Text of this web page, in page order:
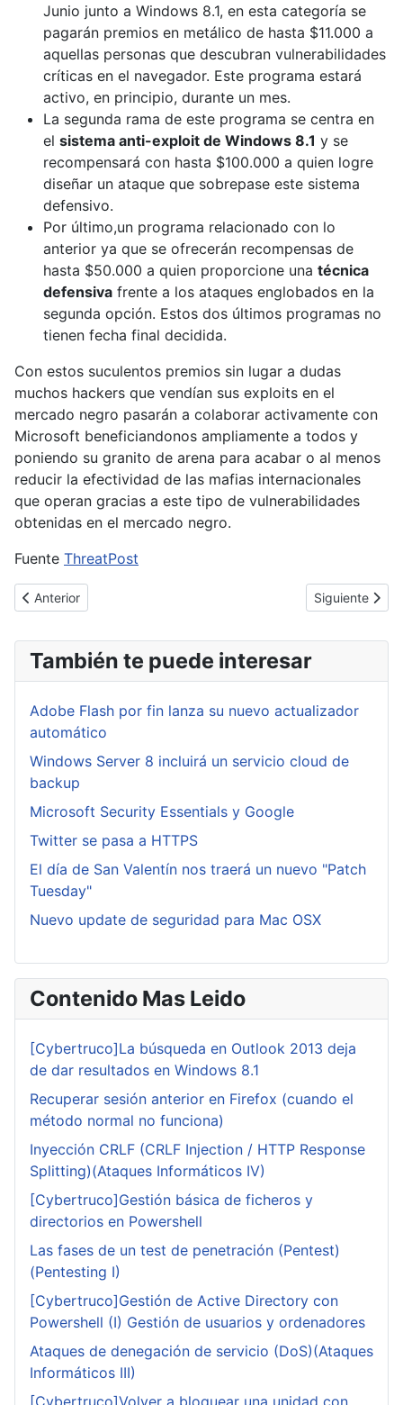
Junio junto a Windows 8.1, en esta categoría se
pagarán premios en metálico de hasta $11.000 a
aquellas personas que descubran vulnerabilidades
críticas en el navegador. Este programa estará
activo, en principio, durante un mes.
La segunda rama de este programa se centra en
el sistema anti-exploit de Windows 8.1 y se
recompensará con hasta $100.000 a quien logre
diseñar un ataque que sobrepase este sistema
defensivo.
Por último,un programa relacionado con lo
anterior ya que se ofrecerán recompensas de
hasta $50.000 a quien proporcione una técnica
defensiva frente a los ataques englobados en la
segunda opción. Estos dos últimos programas no
tienen fecha final decidida.
Con estos suculentos premios sin lugar a dudas
muchos hackers que vendían sus exploits en el
mercado negro pasarán a colaborar activamente con
Microsoft beneficiandonos ampliamente a todos y
poniendo su granito de arena para acabar o al menos
reducir la efectividad de las mafias internacionales
que operan gracias a este tipo de vulnerabilidades
obtenidas en el mercado negro.
Fuente ThreatPost
Artículo anterior: Steve Ballmer presenta Windows 8.1, vuelve el
Anterior Artículo
Siguiente
También te puede interesar
Adobe Flash por fin lanza su nuevo actualizador
automático
Windows Server 8 incluirá un servicio cloud de
backup
Microsoft Security Essentials y Google
Twitter se pasa a HTTPS
El día de San Valentín nos traerá un nuevo "Patch
Tuesday"
Nuevo update de seguridad para Mac OSX
Contenido Mas Leido
[Cybertruco]La búsqueda en Outlook 2013 deja
de dar resultados en Windows 8.1
Recuperar sesión anterior en Firefox (cuando el
método normal no funciona)
Inyección CRLF (CRLF Injection / HTTP Response
Splitting)(Ataques Informáticos IV)
[Cybertruco]Gestión básica de ficheros y
directorios en Powershell
Las fases de un test de penetración (Pentest)
(Pentesting I)
[Cybertruco]Gestión de Active Directory con
Powershell (I) Gestión de usuarios y ordenadores
Ataques de denegación de servicio (DoS)(Ataques
Informáticos III)